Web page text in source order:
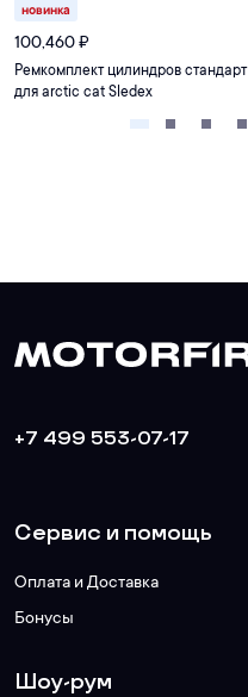
новинка
100,460₽
Ремкомплект цилиндров стандарт
для arctic cat Sledex
+7 499 553-07-17
Сервис и помощь
Оплата и Доставка
Бонусы
Шоу-рум